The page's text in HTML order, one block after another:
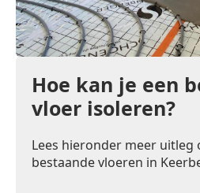
Hoe kan je een
vloer isoleren?
Lees hieronder meer uitleg
bestaande vloeren in